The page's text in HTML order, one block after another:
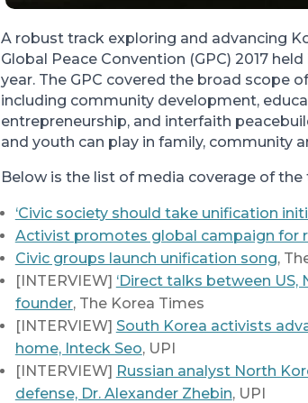
A robust track exploring and advancing
Global Peace Convention (GPC) 2017
year. The GPC covered the broad scope
including community development,
entrepreneurship, and interfaith
and youth can play in family, community
Below is the list of media coverage of
‘Civic society should take unification
Activist promotes global campaign for
Civic groups launch unification song,
[INTERVIEW] ‘Direct talks between US,
founder, The Korea Times
[INTERVIEW] South Korea activists
home, Inteck Seo, UPI
[INTERVIEW] Russian analyst North
defense, Dr. Alexander Zhebin, UPI